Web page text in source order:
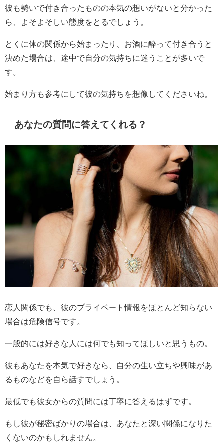
彼も勢いで付き合ったものの本気の想いがないと分かった
ら、よそよそしい態度をとるでしょう。
とくに体の関係から始まったり、お酒に酔って付き合うと
決めた場合は、途中で自分の気持ちに迷うことが多いで
す。
始まり方も参考にして彼の気持ちを想像してくださいね。
あなたの質問に答えてくれる？
恋人関係でも、彼のプライベート情報をほとんど知らない
場合は危険信号です。
一般的には好きな人には何でも知ってほしいと思うもの。
彼もあなたを本気で好きなら、自分の生い立ちや興味があ
るものなどを自ら話すでしょう。
最低でも彼女からの質問には丁寧に答えるはずです。
もし彼が秘密ばかりの場合は、あなたと深い関係になりた
くないのかもしれません。